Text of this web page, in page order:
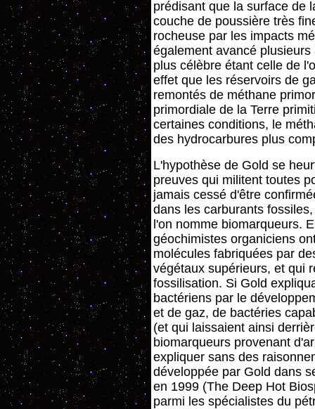
prédisant que la surface de
couche de poussière très
rocheuse par les impacts
également avancé
plus célèbre étant celle de
effet que les réservoirs de
remontés de méthane
primordiale de la Terre
certaines conditions, le
des hydrocarbures plus
L'hypothèse de Gold se
preuves qui militent toutes
jamais cessé d'être
dans les carburants
l'on nomme biomarqueurs.
géochimistes organiciens
molécules fabriquées par
végétaux supérieurs, et qui
fossilisation. Si Gold
bactériens par le
et de gaz, de bactéries
(et qui laissaient ainsi
biomarqueurs provenant
expliquer sans des
développée par Gold dans
en 1999 (The Deep Hot
parmi les spécialistes du